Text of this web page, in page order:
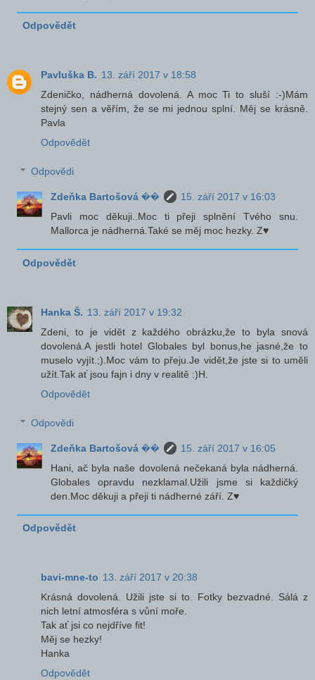
Odpovědět
Pavluška B. 13. září 2017 v 18:58
Zdeničko, nádherná dovolená. A moc Ti to sluší :-)Mám
stejný sen a věřím, že se mi jednou splní. Měj se krásně.
Pavla
Odpovědět
Odpovědi
Zdeňka Bartošová ��
15. září 2017 v 16:03
Pavli moc děkuji..Moc ti přeji splnění Tvého snu.
Mallorca je nádherná.Také se měj moc hezky. Z♥
Odpovědět
Hanka Š. 13. září 2017 v 19:32
Zdeni, to je vidět z každého obrázku,že to byla snová
dovolená.A jestli hotel Globales byl bonus,he jasné,že to
muselo vyjít.;).Moc vám to přeju.Je vidět,že jste si to uměli
užít.Tak ať jsou fajn i dny v realitě :)H.
Odpovědět
Odpovědi
Zdeňka Bartošová ��
15. září 2017 v 16:05
Hani, ač byla naše dovolená nečekaná byla nádherná.
Globales opravdu nezklamal.Užili jsme si každičký
den.Moc děkuji a přeji ti nádherné září. Z♥
Odpovědět
bavi-mne-to 13. září 2017 v 20:38
Krásná dovolená. Užili jste si to. Fotky bezvadné. Sálá z
nich letní atmosféra s vůní moře.
Tak ať jsi co nejdříve fit!
Měj se hezky!
Hanka
Odpovědět